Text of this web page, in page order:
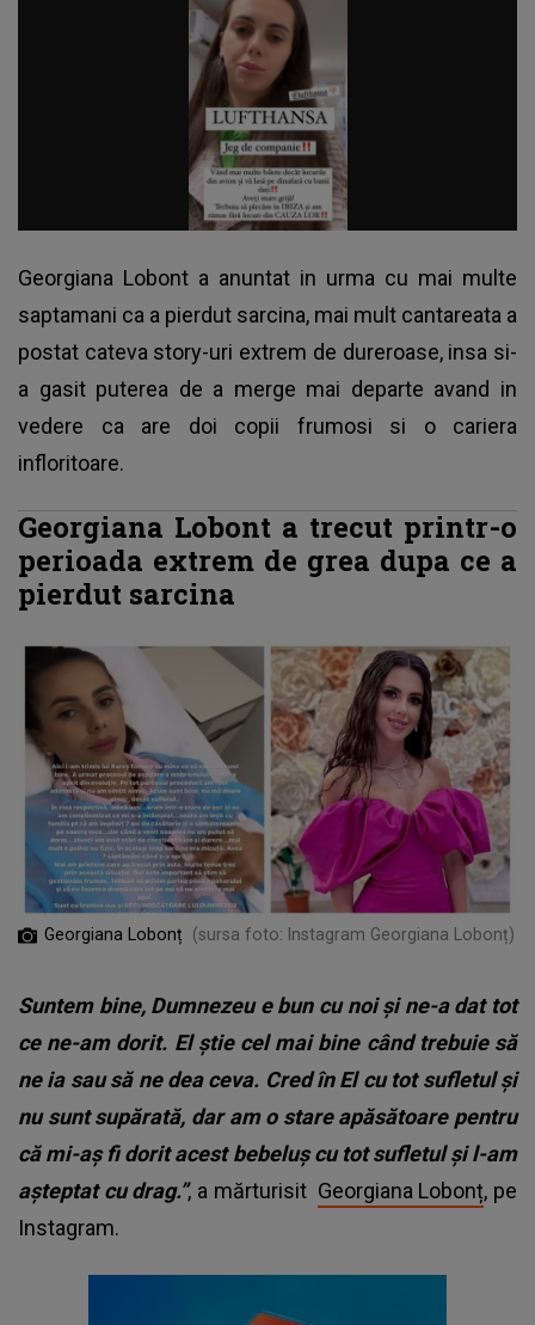
Georgiana Lobont a anuntat in urma cu mai multe
saptamani ca a pierdut sarcina, mai mult cantareata a
postat cateva story-uri extrem de dureroase, insa si-
a gasit puterea de a merge mai departe avand in
vedere ca are doi copii frumosi si o cariera
infloritoare.
Georgiana Lobont a trecut printr-o
perioada extrem de grea dupa ce a
pierdut sarcina
Georgiana Lobonț (sursa foto: Instagram Georgiana Lobonț)
Suntem bine, Dumnezeu e bun cu noi și ne-a dat tot
ce ne-am dorit. El știe cel mai bine când trebuie să
ne ia sau să ne dea ceva. Cred în El cu tot sufletul și
nu sunt supărată, dar am o stare apăsătoare pentru
că mi-aș fi dorit acest bebeluș cu tot sufletul și l-am
așteptat cu drag.”, a mărturisit Georgiana Lobonț, pe
Instagram.